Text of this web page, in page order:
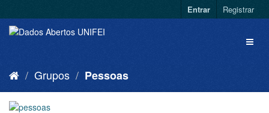
Entrar Registrar
Grupos Pessoas